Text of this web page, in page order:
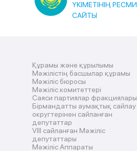
ҮКІМЕТІНІҢ РЕСМИ
САЙТЫ
Құрамы және құрылымы
Мәжілістің басшылар құрамы
Мәжіліс бюросы
Мәжіліс комитеттері
Саяси партиялар фракциялары
Бірмандатты аумақтық сайлау
округтерінен сайланған
депутаттар
VIII сайланған Мәжіліс
депутаттары
Мәжіліс Аппараты